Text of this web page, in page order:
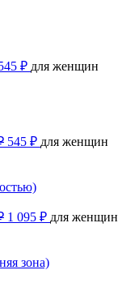
₽ для женщин
545 ₽ для женщин
1 095 ₽ для женщин
зона)